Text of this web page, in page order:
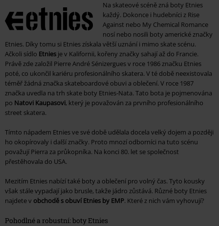
Na skateové scéně zná boty Etnies
každý. Dokonce i hudebníci z Rise
Against nebo My Chemical Romance
nosí nebo nosili boty americké značky
Etnies. Díky tomu si Etnies získala větší uznání i mimo skate scénu.
Ačkoli sídlo Etnies je v Kalifornii, kořeny značky sahají až do Francie.
Právě zde založil Pierre André Sénizergues v roce 1986 značku Etnies
poté, co ukončil kariéru profesionálního skatera. V té době neexistovala
téměř žádná značka skateboardové obuvi a oblečení. V roce 1987
značka uvedla na trh skate boty Etnies-Nata. Tato bota je pojmenována
po Natovi Kaupasovi, který je považován za prvního profesionálního
street skatera.
Tímto nápadem Etnies ve své době udělala docela velký dojem a později
ho okopírovaly i další značky. Proto mnozí odborníci na tuto scénu
považují Pierra za průkopníka. Na konci 80. let se společnost
přestěhovala do USA.
Mezitím Etnies nabízí také boty a oblečení pro volný čas. Tyto kousky
však stále vypadají jako brusle, takže jádro zůstává. Různé boty Etnies
najdete v obchodě s obuví Etnies by EMP. Které z nich vám vyhovují?
Pohodlné a robustní: boty Etnies